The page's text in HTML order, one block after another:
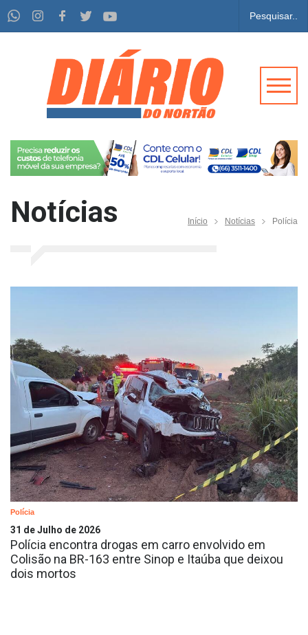
Início Notícias Polícia
Notícias
Polícia
31 de Julho de 2026
Polícia encontra drogas em carro envolvido em
Colisão na BR-163 entre Sinop e Itaúba que deixou
dois mortos